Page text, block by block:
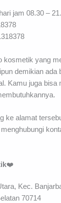
jam 08.30 –
kosmetik yang
demikian ada
Kamu juga bisa
ke alamat
❤️
Kec.
70714